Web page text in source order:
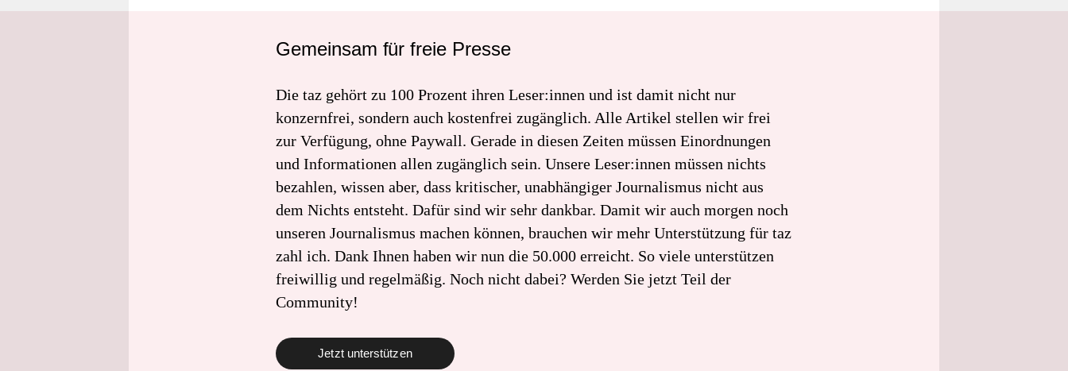
Gemeinsam für freie Presse
Die taz gehört zu 100 Prozent ihren Leser:innen und ist damit nicht nur
konzernfrei, sondern auch kostenfrei zugänglich. Alle Artikel stellen wir frei
zur Verfügung, ohne Paywall. Gerade in diesen Zeiten müssen Einordnungen
und Informationen allen zugänglich sein. Unsere Leser:innen müssen nichts
bezahlen, wissen aber, dass kritischer, unabhängiger Journalismus nicht aus
dem Nichts entsteht. Dafür sind wir sehr dankbar. Damit wir auch morgen noch
unseren Journalismus machen können, brauchen wir mehr Unterstützung für taz
zahl ich. Dank Ihnen haben wir nun die 50.000 erreicht. So viele unterstützen
freiwillig und regelmäßig. Noch nicht dabei? Werden Sie jetzt Teil der
Community!
Jetzt unterstützen